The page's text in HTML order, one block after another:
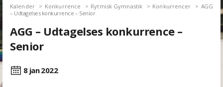
Kalender Konkurrence Rytmisk Gymnastik Konkurrencer
AGG
– Udtagelses konkurrence – Senior
AGG – Udtagelses konkurrence –
Senior
8 jan2022